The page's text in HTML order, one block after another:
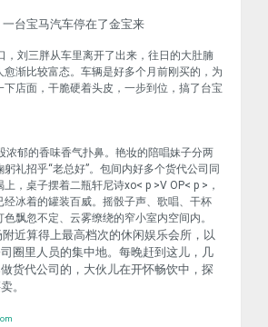
台宝马汽车停在了金宝来
，刘三胖从车里离开了出来，往日的大肚腩
愈渐比较富态。车辆是好多个月前刚买的，为
下店面，干脆硬着头皮，一步到位，搞了台宝
浓郁的香味香气扑鼻。艳妆的陪唱妹子分两
礼招乎“老总好”。包间内好多个货代公司同
，桌子摆着二瓶轩尼诗xo< p >V OP< p >，
经冰着的罐装百威。摇骰子声、歌唱、干杯
飘忽不定、云雾缭绕的窄小室内空间内。
近算得上最高档次的休闲娱乐会所，以
圈里人员的集中地。每晚赶到这儿，几
货代公司的，大伙儿在开怀畅饮中，探
。